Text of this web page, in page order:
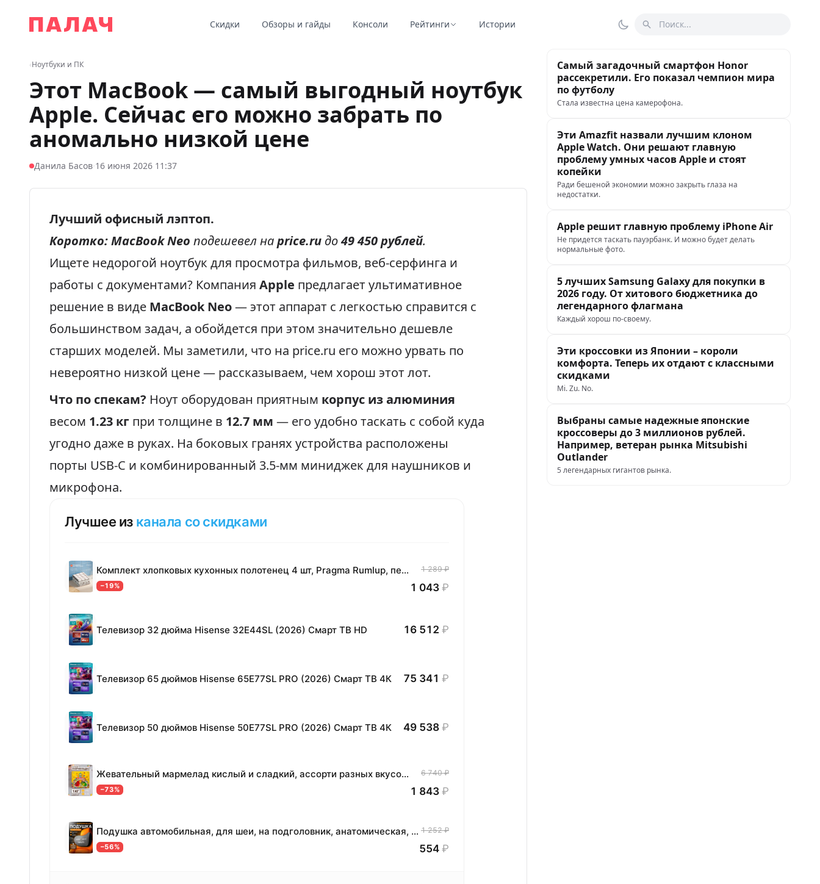
Палач
Скидки Обзоры и гайды Консоли Рейтинги Истории Переключить тему
Поиск
‹Ноутбуки и ПК
Этот MacBook — самый выгодный ноутбук
Apple. Сейчас его можно забрать по
аномально низкой цене
Данила Басов·16 июня 2026 11:37
Лучший офисный лэптоп.
Коротко:MacBook Neo подешевел наprice.ru до49 450 рублей.
Ищете недорогой ноутбук для просмотра фильмов, веб-серфинга и
работы с документами? Компания Apple предлагает ультимативное
решение в виде MacBook Neo— этот аппарат с легкостью справится с
большинством задач, а обойдется при этом значительно дешевле
старших моделей. Мы заметили, что на price.ru его можно урвать по
невероятно низкой цене — рассказываем, чем хорош этот лот.
Что по спекам? Ноут оборудован приятным корпус из алюминия
весом 1.23 кг при толщине в 12.7 мм — его удобно таскать с собой куда
угодно даже в руках. На боковых гранях устройства расположены
порты USB-C и комбинированный 3.5-мм миниджек для наушников и
микрофона.
Лучшее из канала со скидками
Комплект хлопковых кухонных полотенец 4 шт, Pragma Rumlup, переменчивый белый
−19%
1 289 ₽
1 043 ₽
Телевизор 32 дюйма Hisense 32E44SL (2026) Смарт ТВ HD 16 512 ₽
Телевизор 65 дюймов Hisense 65E77SL PRO (2026) Смарт ТВ 4К 75 341 ₽
Телевизор 50 дюймов Hisense 50E77SL PRO (2026) Смарт ТВ 4К 49 538 ₽
Жевательный мармелад кислый и сладкий, ассорти разных вкусов, подарочный набор 1 кг
−73%
6 740 ₽
1 843 ₽
Подушка автомобильная, для шеи, на подголовник, анатомическая, с эффектом памяти
−56%
1 252 ₽
554 ₽
Самый загадочный смартфон Honor
рассекретили. Его показал чемпион мира
по футболу
Стала известна цена камерофона.
Эти Amazfit назвали лучшим клоном
Apple Watch. Они решают главную
проблему умных часов Apple и стоят
копейки
Ради бешеной экономии можно закрыть глаза на
недостатки.
Apple решит главную проблему iPhone Air
Не придется таскать пауэрбанк. И можно будет делать
нормальные фото.
5 лучших Samsung Galaxy для покупки в
2026 году. От хитового бюджетника до
легендарного флагмана
Каждый хорош по-своему.
Эти кроссовки из Японии – короли
комфорта. Теперь их отдают с классными
скидками
Mi. Zu. No.
Выбраны самые надежные японские
кроссоверы до 3 миллионов рублей.
Например, ветеран рынка Mitsubishi
Outlander
5 легендарных гигантов рынка.